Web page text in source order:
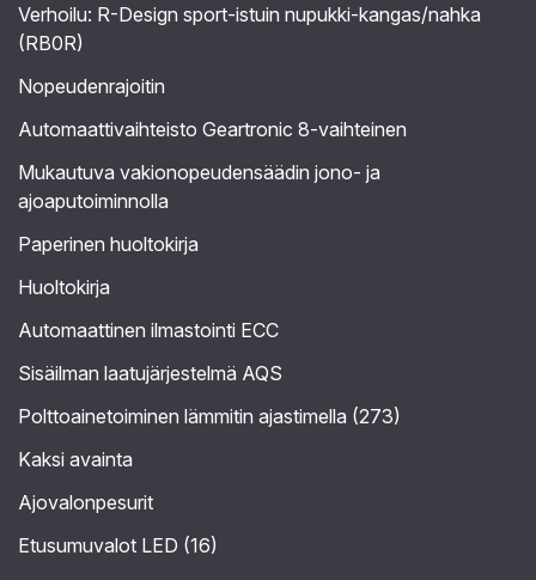
Verhoilu: R-Design sport-istuin nupukki-kangas/nahka
(RB0R)
Nopeudenrajoitin
Automaattivaihteisto Geartronic 8-vaihteinen
Mukautuva vakionopeudensäädin jono- ja
ajoaputoiminnolla
Paperinen huoltokirja
Huoltokirja
Automaattinen ilmastointi ECC
Sisäilman laatujärjestelmä AQS
Polttoainetoiminen lämmitin ajastimella (273)
Kaksi avainta
Ajovalonpesurit
Etusumuvalot LED (16)